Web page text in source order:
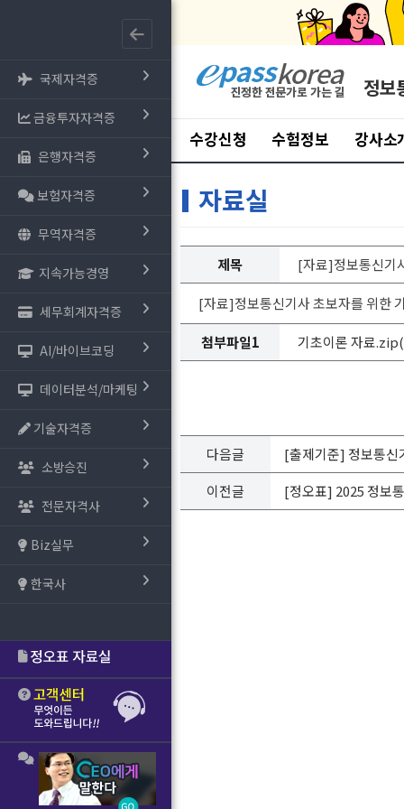
국제자격증
금융투자자격증
은행자격증
보험자격증
무역자격증
지속가능경영
세무회계자격증
AI/바이브코딩
데이터분석/마케팅
기술자격증
소방승진
전문자격사
Biz실무
한국사
정보
수강신청 수험정보 강사소
자료실
제목 [자료]정보통신기
[자료]정보통신기사 초보자를 위한
첨부파일1 기초이론 자료
다음글
[출제기준] 정보통신
이전글
[정오표] 2025 정보